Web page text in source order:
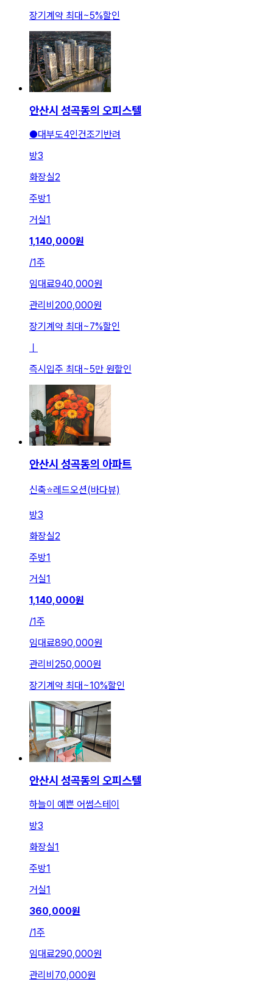
장기계약 최대~5%할인
안산시 성곡동의 오피스텔
●대부도4인건조기반려
방3
화장실2
주방1
거실1
1,140,000원
/1주
임대료940,000원
관리비 200,000원
장기계약 최대 ~7%할인
즉시입주 최대 ~5만 원할인
안산시 성곡동의 아파트
신축⭐️레드오션(바다뷰)
방3
화장실2
주방1
거실1
1,140,000원
/1주
임대료890,000원
관리비 250,000원
장기계약 최대~10%할인
안산시 성곡동의 오피스텔
하늘이 예쁜 어썸스테이
방3
화장실1
주방1
거실1
360,000원
/1주
임대료290,000원
관리비 70,000원